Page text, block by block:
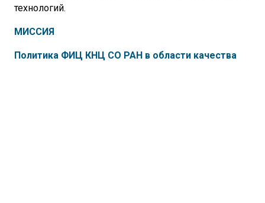
технологий.
МИССИЯ
Политика ФИЦ КНЦ СО РАН в области качества